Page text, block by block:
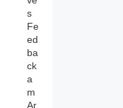
s
Fe
ed
ba
ck
a
m
Ar